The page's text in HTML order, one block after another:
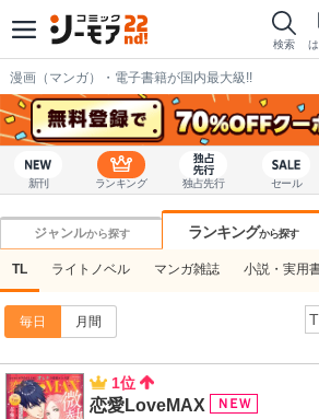
検索
漫画（マンガ）・電子書籍が国内最大級!!
新刊 ランキング 独占先行 セール
ジャンルから探す ランキングから探す
TL ライトノベル マンガ雑誌 小説・実用
毎日 月間
1位
恋愛LoveMAX